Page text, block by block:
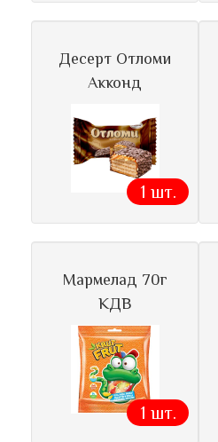
Десерт Отломи
Акконд
1 шт.
Мармелад 70г
КДВ
1 шт.